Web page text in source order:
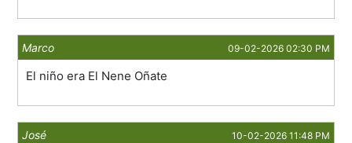
Marco 09-02-2026 02:30 PM
El niño era El Nene Oñate
José 10-02-2026 11:48 PM